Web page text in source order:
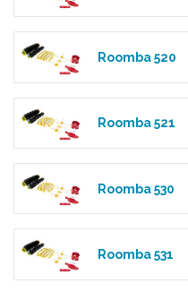
Roomba 520
Roomba 521
Roomba 530
Roomba 531